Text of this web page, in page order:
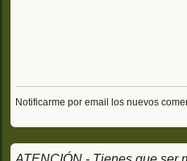
Notificarme por email los nuevos